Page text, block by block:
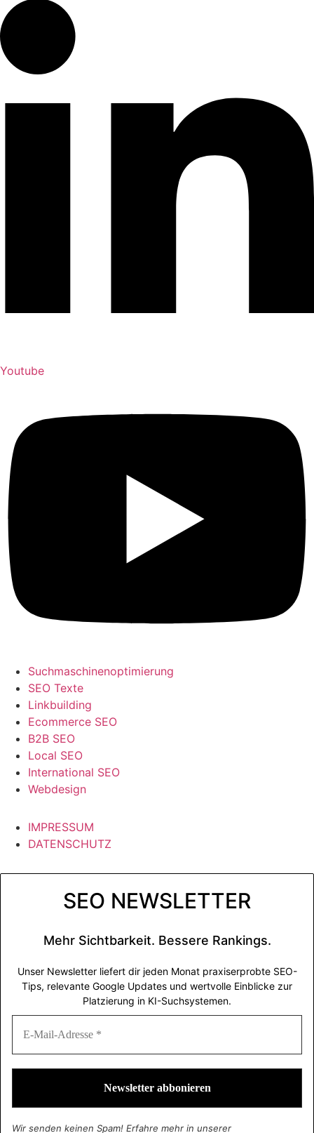
Youtube
Suchmaschinenoptimierung
SEO Texte
Linkbuilding
Ecommerce SEO
B2B SEO
Local SEO
International SEO
Webdesign
IMPRESSUM
DATENSCHUTZ
SEO NEWSLETTER
Mehr Sichtbarkeit. Bessere Rankings.
Unser Newsletter liefert dir jeden Monat praxiserprobte SEO-
Tips, relevante Google Updates und wertvolle Einblicke zur
Platzierung in KI-Suchsystemen.
Wir senden keinen Spam! Erfahre mehr in unserer